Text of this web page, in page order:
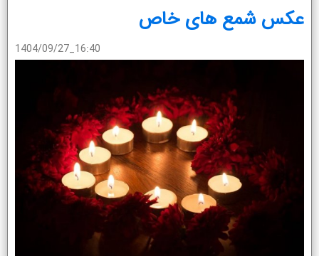
عکس شمع های خاص
1404/09/27_16:40